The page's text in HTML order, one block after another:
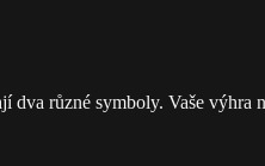
dva různé symboly. Vaše výhra